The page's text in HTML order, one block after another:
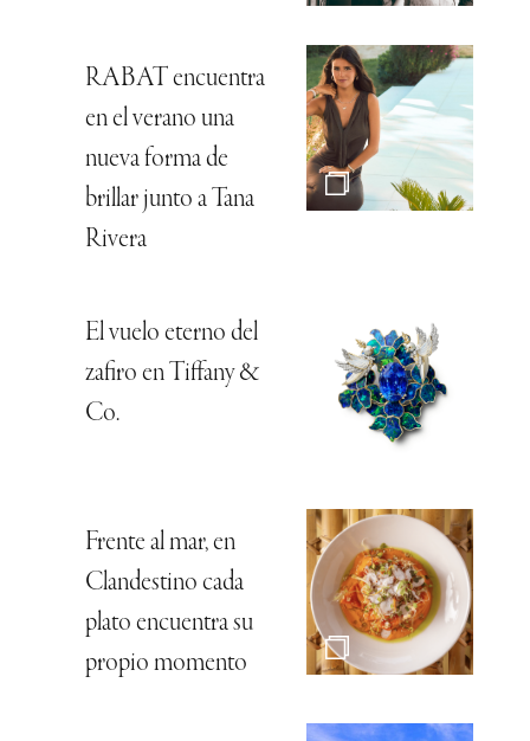
RABAT encuentra
en el verano una
nueva forma de
brillar junto a Tana
Rivera
El vuelo eterno del
zafiro en Tiffany &
Co.
Frente al mar, en
Clandestino cada
plato encuentra su
propio momento